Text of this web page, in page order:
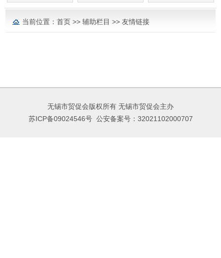
当前位置： 首页>> 辅助栏目 >> 友情链接
无锡市贸促会版权所有 无锡市贸促会主办
苏ICP备09024546号 公安备案号：32021102000707